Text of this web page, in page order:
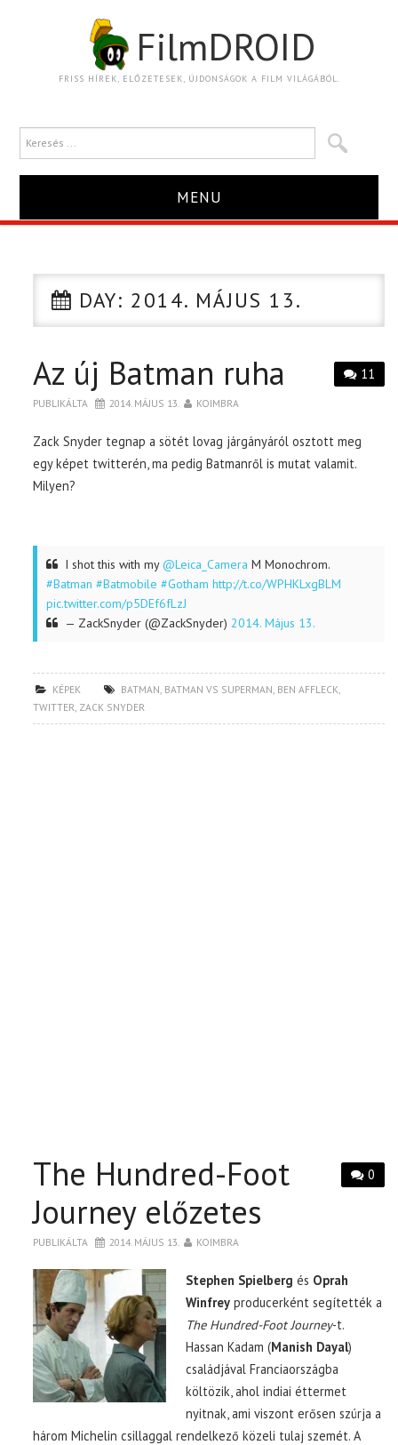
FilmDROID
FRISS HÍREK, ELŐZETESEK, ÚJDONSÁGOK A FILM VILÁGÁBÓL.
MENU
TRAILER
BOXOFFICE
TOP10
KULISSZA
PÓLÓ RENDELÉS
DAY: 2014. MÁJUS 13.
11
Az új Batman ruha
PUBLIKÁLTA 2014. MÁJUS 13. KOIMBRA
Zack Snyder tegnap a sötét lovag járgányáról osztott meg
egy képet twitterén, ma pedig Batmanről is mutat valamit.
Milyen?
I shot this with my@Leica_Camera M Monochrom.
#Batman #Batmobile #Gotham http://t.co/WPHKLxgBLM
pic.twitter.com/p5DEf6fLzJ
— ZackSnyder (@ZackSnyder)2014. Május 13.
KÉPEK BATMAN, BATMAN VS SUPERMAN, BEN AFFLECK,
TWITTER, ZACK SNYDER
0
The Hundred-Foot
Journey előzetes
PUBLIKÁLTA 2014. MÁJUS 13. KOIMBRA
Stephen Spielberg és Oprah
Winfrey producerként segítették a
The Hundred-Foot Journey-t.
Hassan Kadam (Manish Dayal)
családjával Franciaországba
költözik, ahol indiai éttermet
nyitnak, ami viszont erősen szúrja a
három Michelin csillaggal rendelkező közeli tulaj szemét. A